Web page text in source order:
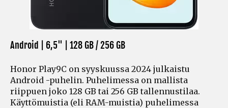
Android | 6,5" | 128 GB / 256 GB
Honor Play9C on syyskuussa 2024 julkaistu
Android -puhelin. Puhelimessa on mallista
riippuen joko 128 GB tai 256 GB tallennustilaa.
Käyttömuistia (eli RAM-muistia) puhelimessa